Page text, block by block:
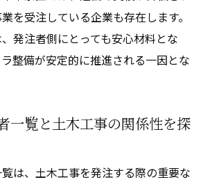
裏付ける土木工事の実績ポイント
会社選定時に重視したい実績情報
を受注している企業も存在します。
発注者側にとっても安心材料とな
整備が安定的に推進される一因とな
一覧と土木工事の関係性を探
は、土木工事を発注する際の重要な